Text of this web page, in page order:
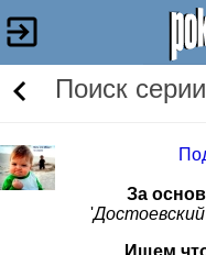
Поиск
За
'
Ищем